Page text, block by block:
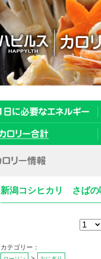
新潟コシヒカリ さばの
カテゴリー：